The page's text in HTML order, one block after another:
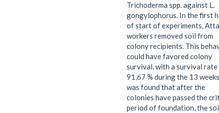
Trichoderma spp. against L.
gongylophorus. In the first
of start of experiments, Atta
workers removed soil from
colony recipients. This
could have favored colony
survival, with a survival
91,67 % during the 13
was found that after the
colonies have passed the
period of foundation, the